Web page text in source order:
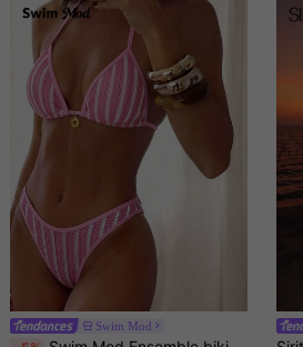
Swim Mod